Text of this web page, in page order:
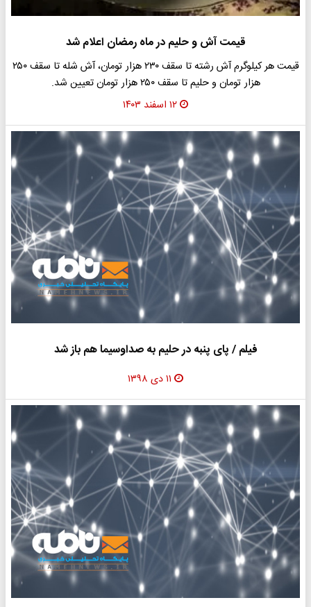
قیمت آش و حلیم در ماه رمضان اعلام شد
قیمت هر کیلوگرم آش رشته تا سقف ۲۳۰ هزار تومان، آش شله تا سقف ۲۵۰
هزار تومان و حلیم تا سقف ۲۵۰ هزار تومان تعیین شد.
۱۲ اسفند ۱۴۰۳
فیلم / پای پنبه در حلیم به صداوسیما هم باز شد
۱۱ دی ۱۳۹۸